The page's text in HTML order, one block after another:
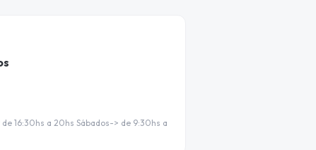
16:30hs a 20hs Sábados-> de 9:30hs a